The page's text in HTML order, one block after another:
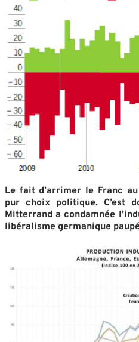
Le fait d’arrimer le Franc
pur choix politique. C’est
Mitterrand a condamnée
libéralisme germanique